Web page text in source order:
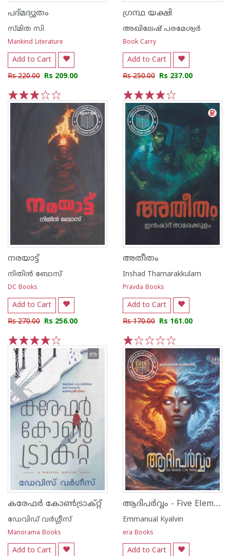
പദ്മദ്യുതം
സ്മിത സി
Mankind Literature
Add to Cart
Rs 220.00 Rs 209.00
5
4
3
2
1
ഗ്രന്ഥ യക്ഷി
അഖിലേഷ് പരമേശ്വർ
Book Carry
Add to Cart
Rs 250.00 Rs 237.00
5
4
3
2
1
നരയാട്ട്
നിതിന്‍ ബോസ്
DC Books
Add to Cart
Rs 270.00 Rs 256.00
5
4
2
അതീതം
Inshad Thamarakkulam
Pravda Books
Add to Cart
Rs 170.00 Rs 161.00
5
4
3
2
1
കരേഫർ കോൺട്രാക്റ്റ്
ഡേവിഡ് വര്‍ഗ്ഗീസ്
Manorama Books
Add to Cart
ആദിപർവ്വം - Five Elements One Destiny
Emmanual Kyalvin
era Books
Add to Cart